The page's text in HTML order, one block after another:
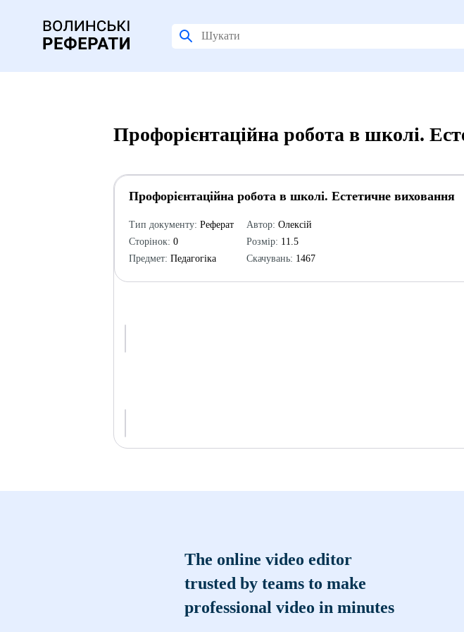
Профорієнтаційна робота в школі.
Профорієнтаційна робота в школі. Естетичне виховання
Тип документу: Реферат
Сторінок: 0
Предмет: Педагогіка
Автор: Олексій
Розмір: 11.5
Скачувань: 1467
The online video editor
trusted by teams to make
professional video in minutes